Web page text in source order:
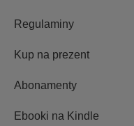
Regulaminy
Kup na prezent
Abonamenty
Ebooki na Kindle